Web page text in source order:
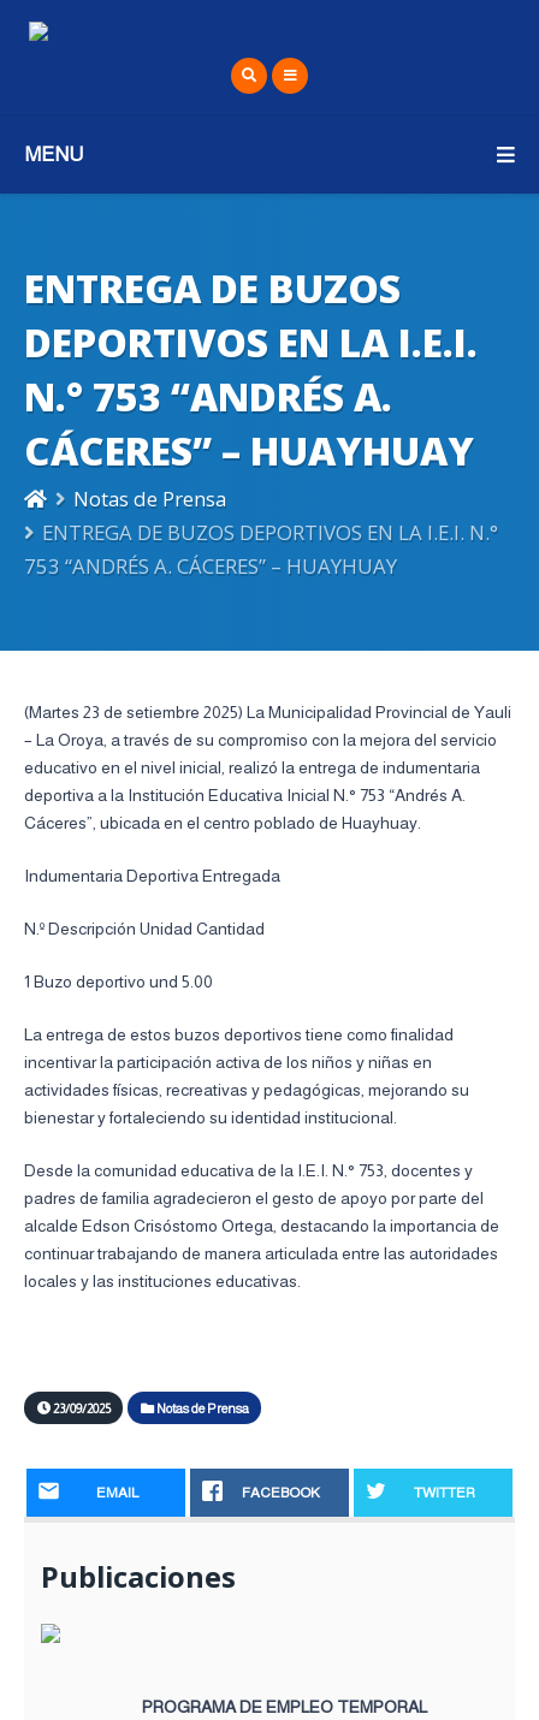
MENU
ENTREGA DE BUZOS
DEPORTIVOS EN LA I.E.I.
N.° 753 “ANDRÉS A.
CÁCERES” – HUAYHUAY
Notas de Prensa
ENTREGA DE BUZOS DEPORTIVOS EN LA I.E.I. N.°
753 “ANDRÉS A. CÁCERES” – HUAYHUAY
(Martes 23 de setiembre 2025) La Municipalidad Provincial de Yauli
– La Oroya, a través de su compromiso con la mejora del servicio
educativo en el nivel inicial, realizó la entrega de indumentaria
deportiva a la Institución Educativa Inicial N.° 753 “Andrés A.
Cáceres”, ubicada en el centro poblado de Huayhuay.
Indumentaria Deportiva Entregada
N.º Descripción Unidad Cantidad
1 Buzo deportivo und 5.00
La entrega de estos buzos deportivos tiene como finalidad
incentivar la participación activa de los niños y niñas en
actividades físicas, recreativas y pedagógicas, mejorando su
bienestar y fortaleciendo su identidad institucional.
Desde la comunidad educativa de la I.E.I. N.° 753, docentes y
padres de familia agradecieron el gesto de apoyo por parte del
alcalde Edson Crisóstomo Ortega, destacando la importancia de
continuar trabajando de manera articulada entre las autoridades
locales y las instituciones educativas.
23/09/2025 Notas de Prensa
EMAIL FACEBOOK TWITTER
Publicaciones
PROGRAMA DE EMPLEO TEMPORAL